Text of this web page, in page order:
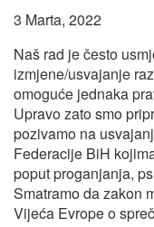
3 Marta, 2022
Naš rad je često
izmjene/usvajanje
omoguće jednaka
Upravo zato smo
pozivamo na
Federacije BiH
poput proganjanja,
Smatramo da zakon
Vijeća Evrope o